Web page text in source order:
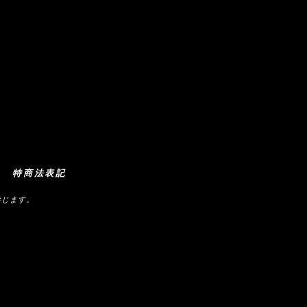
特商法表記
ます。